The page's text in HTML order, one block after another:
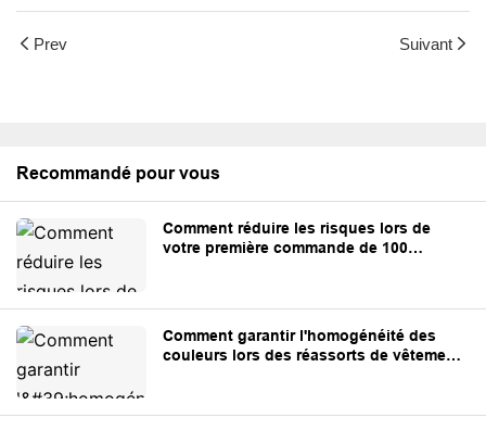
Prev Suivant
Recommandé pour vous
Comment réduire les risques lors de
votre première commande de 100
Comment garantir l'homogénéité des
couleurs lors des réassorts de vêtements